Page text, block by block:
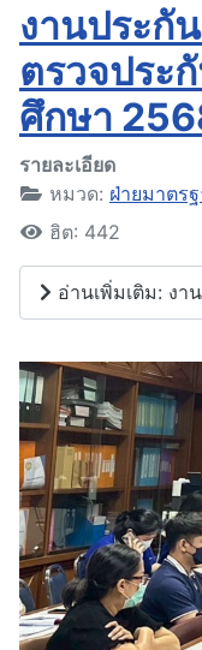
งานประกั
ตรวจประ
ศึกษา
รายละเอียด
หมวด: ฝ่ายมาตร
ฮิต: 442
อ่านเพิ่มเติม: ง